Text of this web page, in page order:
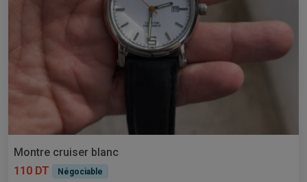
Montre cruiser blanc
110 DT
Négociable